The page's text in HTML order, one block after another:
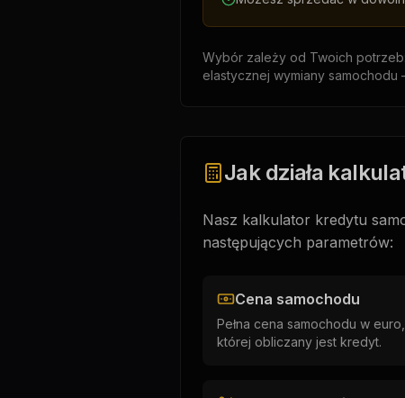
Wybór zależy od Twoich
elastycznej wymiany samochodu
Jak działa
Nasz kalkulator kredytu
następujących parametrów:
Cena samochodu
Pełna cena samochodu w
której obliczany jest kredyt.